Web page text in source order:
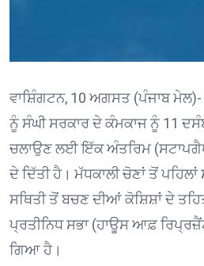
ਵਾਸ਼ਿੰਗਟਨ, 10 ਅਗਸਤ (ਪੰਜਾਬ ਮੇਲ)-
ਨੂੰ ਸੰਘੀ ਸਰਕਾਰ ਦੇ ਕੰਮਕਾਜ ਨੂੰ 11
ਚਲਾਉਣ ਲਈ ਇੱਕ ਅੰਤਰਿਮ
ਦੇ ਦਿੱਤੀ ਹੈ। ਮੱਧਕਾਲੀ ਚੋਣਾਂ ਤੋਂ
ਸਥਿਤੀ ਤੋਂ ਬਚਣ ਦੀਆਂ ਕੋਸ਼ਿਸ਼ਾਂ ਦੇ
ਪ੍ਰਤੀਨਿਧ ਸਭਾ (ਹਾਊਸ ਆਫ਼
ਗਿਆ ਹੈ।